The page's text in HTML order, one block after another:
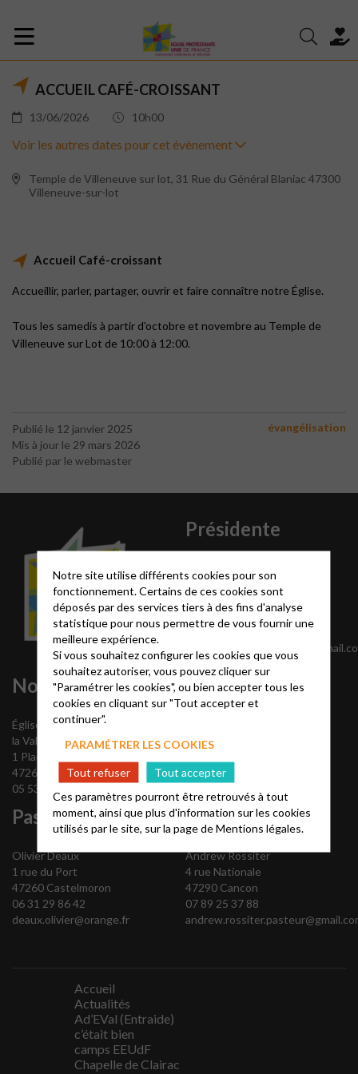
ACCUEIL CAFÉ-CROISSANT
13/06/2026 10h00
Voir les autres dates pour cet évènement
Temple de Villeneuve sur lot, 31 Rue du Général Blaniac 47300
Villeneuve-sur-lot
Accueil Café-croissant
Accueillir, parler, partager, ouvrir et faire connaître notre Église.
Tous les samedis à partir d’octobre et novembre au Temple de
Villeneuve sur Lot de 10:00 à 12:00.
Publié le 12 janvier 2025
Mis à jour le 29 mars 2026
Publié par le webmaster
évangélisation
Nous contacter
Église Protestante Unie de
la Vallée du Lot
1 Place Jules Calas
47260 Castelmoron
05 53 84 99 06
Présidente
23 rue de la Fontaine du
Bourreau
47300 Pujols
07 68 78 57 73
Pasteur
Olivier Deaux
1 rue du Port
47260 Castelmoron
06 31 29 86 42
deaux.olivier@orange.fr
Pasteur
Andrew Rossiter
4 rue Nationale
47290 Cancon
07 89 25 37 88
Accueil
Actualités
Ad’EVal (Entraide)
c’était bien
camps EEUdF
Chapelle de Clairac
Notre site utilise différents cookies pour son
fonctionnement. Certains de ces cookies sont
déposés par des services tiers à des fins d'analyse
statistique pour nous permettre de vous fournir une
meilleure expérience.
Si vous souhaitez configurer les cookies que vous
souhaitez autoriser, vous pouvez cliquer sur
"Paramétrer les cookies", ou bien accepter tous les
cookies en cliquant sur "Tout accepter et
continuer".
PARAMÉTRER LES COOKIES
Tout refuser
Tout accepter
Ces paramètres pourront être retrouvés à tout
moment, ainsi que plus d'information sur les cookies
utilisés par le site, sur la page deMentions légales.